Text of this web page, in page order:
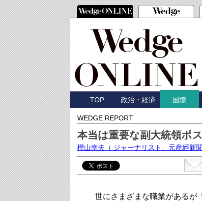
TOP 政治・経済 国際
WEDGE REPORT
本当は重要な副大統領ポ
樫山幸夫 （ ジャーナリスト、元産經新
世にさまざまな職業があるが